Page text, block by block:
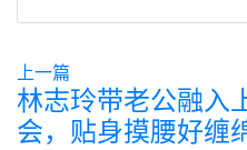
上一篇
林志玲带老公融入
会，贴身摸腰好缠